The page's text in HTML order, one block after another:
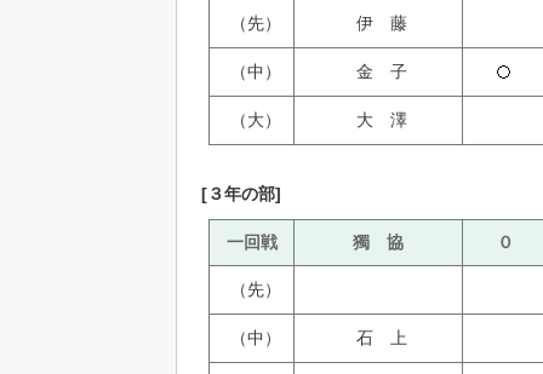
（先） 伊 藤
（中） 金 子
（大） 大 澤
[３年の部]
一回戦 獨 協 ０
（先）
（中） 石 上